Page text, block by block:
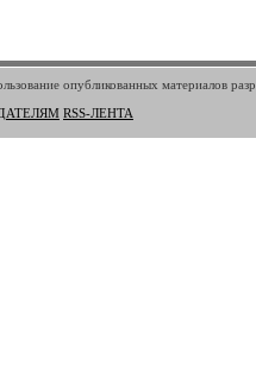
опубликованных материалов
RSS-ЛЕНТА